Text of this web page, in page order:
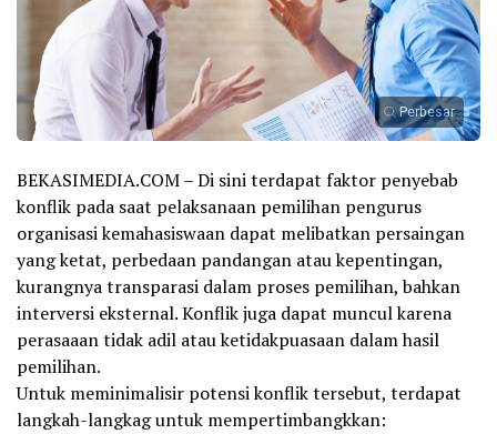
Perbesar
BEKASIMEDIA.COM – Di sini terdapat faktor penyebab
konflik pada saat pelaksanaan pemilihan pengurus
organisasi kemahasiswaan dapat melibatkan persaingan
yang ketat, perbedaan pandangan atau kepentingan,
kurangnya transparasi dalam proses pemilihan, bahkan
interversi eksternal. Konflik juga dapat muncul karena
perasaaan tidak adil atau ketidakpuasaan dalam hasil
pemilihan.
Untuk meminimalisir potensi konflik tersebut, terdapat
langkah-langkag untuk mempertimbangkkan: